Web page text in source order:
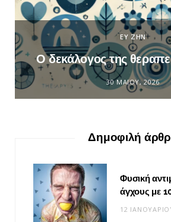
ΕΥ ΖΗΝ
Ο δεκάλογος της
30 ΜΑΪ́ΟΥ, 2026
Δημοφιλή
Φυσική
άγχους με
12